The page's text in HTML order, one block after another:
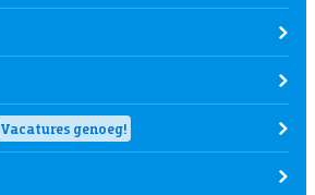
Vacatures genoeg!